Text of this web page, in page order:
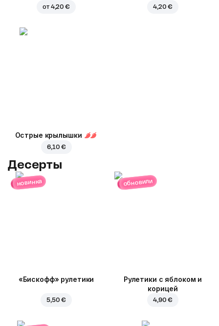
от 4,20 € 4,20 €
Острые крылышки
6,10 €
Десерты
новинка
«Бискофф» рулетики
5,50 €
обновили
Рулетики с яблоком и
корицей
4,90 €